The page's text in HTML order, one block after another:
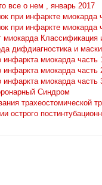
все о нем , январь 2017
при инфаркте миокарда
при инфаркте миокарда
Классификация
дифдиагностика и
инфаркта миокарда часть
инфаркта миокарда часть
инфаркта миокарда часть
Синдром
трахеостомической
острого